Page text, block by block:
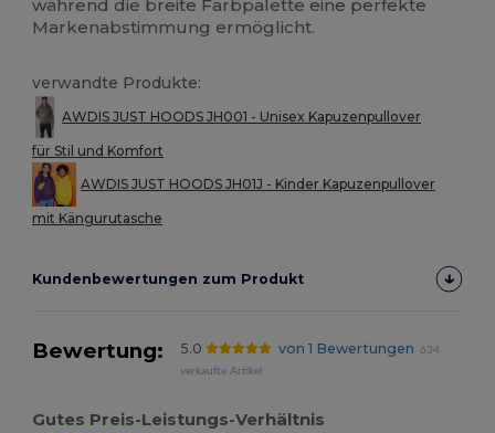
während die breite Farbpalette eine perfekte
Markenabstimmung ermöglicht.
verwandte Produkte:
AWDIS JUST HOODS JH001 - Unisex Kapuzenpullover
für Stil und Komfort
AWDIS JUST HOODS JH01J - Kinder Kapuzenpullover
mit Kängurutasche
Kundenbewertungen zum Produkt
Bewertung: 5.0 von 1 Bewertungen
634
verkaufte Artikel
Gutes Preis-Leistungs-Verhältnis